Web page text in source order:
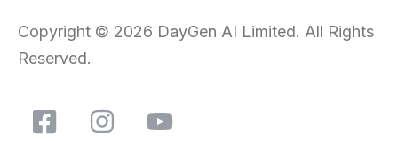
Copyright © 2026 DayGen AI Limited. All Rights
Reserved.